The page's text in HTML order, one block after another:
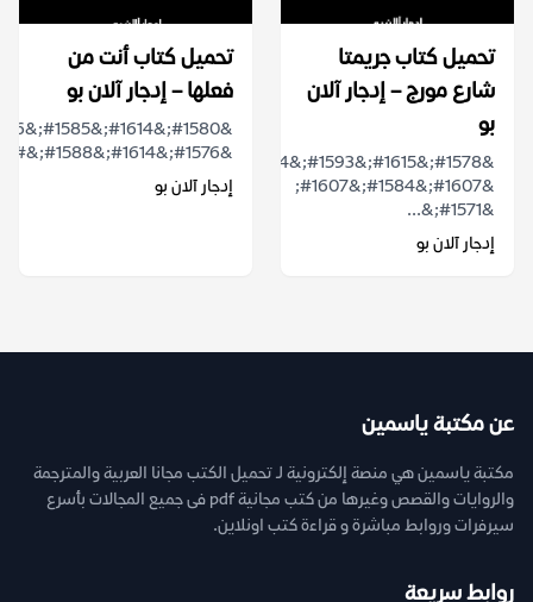
تحميل كتاب جريمتا
شارع مورج – إدجار آلان
بو
&#1578;&#1615;&#1593;&#1614;&#1583;&#1615;&#1617;
&#1607;&#1584;&#1607;
&#1571;&...
إدجار آلان بو
تحميل كتاب أنت من
فعلها – إدجار آلان بو
&#1576;&#1614;&#1588;&#...
إدجار آلان بو
عن مكتبة ياسمين
مكتبة ياسمين هي منصة إلكترونية لـ تحميل الكتب مجانا العربية والمترجمة
والروايات والقصص وغيرها من كتب مجانية pdf فى جميع المجالات بأسرع
سيرفرات وروابط مباشرة و قراءة كتب اونلاين.
روابط سريعة